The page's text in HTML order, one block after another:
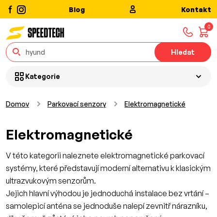
Blog Kontakt
0
Hledat
Kategorie
Domov Parkovací senzory Elektromagnetické
Elektromagnetické
V této kategorii naleznete elektromagnetické parkovací
systémy, které představují moderní alternativu k klasickým
ultrazvukovým senzorům.
Jejich hlavní výhodou je jednoduchá instalace bez vrtání –
samolepicí anténa se jednoduše nalepí zevnitř nárazníku,